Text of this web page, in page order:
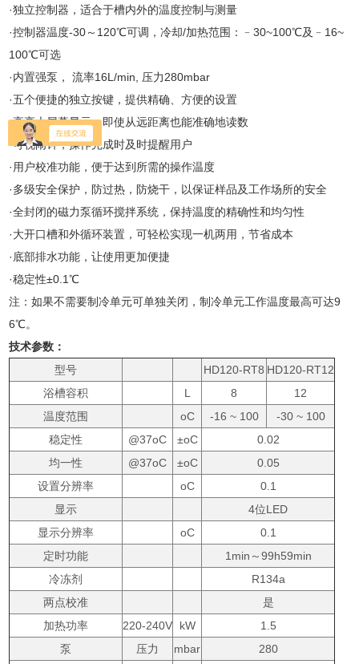
·独立控制器，适合于槽内外的温度控制与测量
·控制器温度-30～120℃可调，冷却/加热范围：﹣30~100℃及﹣16~
100℃可选
·内置强泵， 流率16L/min, 压力280mbar
·五个便捷的独立按键，提供精确、方便的设置
·高亮大屏幕显示，即使从远距离也能准确地读数
·可视闹钟，操作完成时及时提醒用户
·用户校准功能，便于达到所需的操作温度
·多级安全保护，防过热，防烧干，以保证样品及工作场所的安全
·全封闭的磁力泵循环搅拌系统，保持温度的精确性和均匀性
·大开口槽和外循环装置，可轻松实现一机两用，节省成本
·底部排水功能，让使用更加便捷
·稳定性±0.1℃
注：如果不需要制冷单元可单独关闭，制冷单元工作温度最高可达9
6℃。
技术参数：
型号
HD120-RT8 HD120-RT12
浴槽容积
L 8
12
温度范围
oC -16 ~ 100
-30 ~ 100
稳定性
@37oC ±oC
0.02
均一性
@37oC ±oC
0.05
设置分辨率
oC
0.1
显示
4位LED
显示分辨率
oC
0.1
定时功能
1min～99h59min
冷冻剂
R134a
两点校准
是
加热功率
220-240V kW
1.5
泵
压力 mbar
280